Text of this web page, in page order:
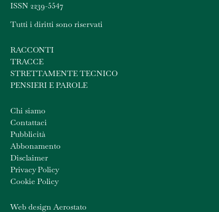
ISSN 2239-5547
Tutti i diritti sono riservati
RACCONTI
TRACCE
STRETTAMENTE TECNICO
PENSIERI E PAROLE
Chi siamo
Contattaci
Pubblicità
Abbonamento
Disclaimer
Privacy Policy
Cookie Policy
Web design Aerostato